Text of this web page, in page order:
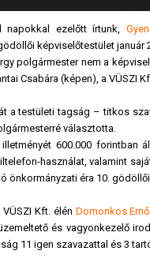
napokkal ezelőtt írtunk,
képviselőtestület
polgármester nem a
Csabára (képen), a VÜSZI
a testületi tagság – titkos
választotta.
600.000 forintban
használat, valamint
önkormányzati éra 10.
Kft. élén Domonkos Ernő
és vagyonkezelő
11 igen szavazattal és 3